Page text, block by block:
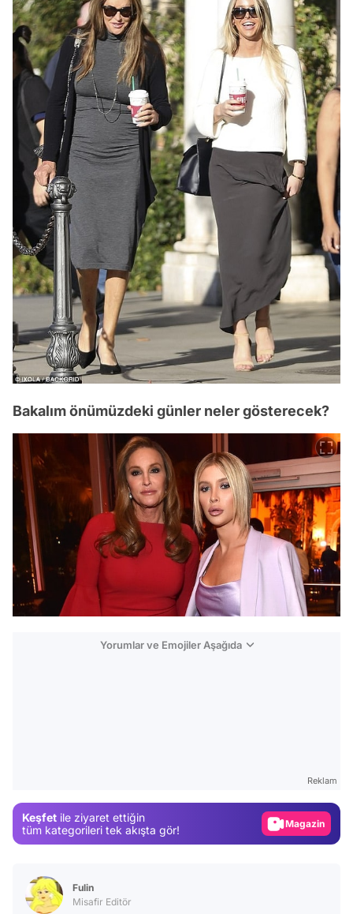
Bakalım önümüzdeki günler neler gösterecek?
Yorumlar ve Emojiler Aşağıda
Reklam
Keşfet ile ziyaret ettiğin
tüm kategorileri tek akışta gör!
Video
Fulin
Misafir Editör